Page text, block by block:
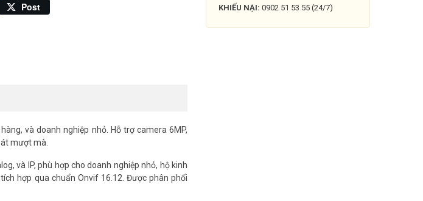
Post
và doanh nghiệp nhỏ. Hỗ trợ camera 6MP,
mượt mà.
và IP, phù hợp cho doanh nghiệp nhỏ, hộ kinh
hợp qua chuẩn Onvif 16.12. Được phân phối
KHIẾU NẠI: 0902 51 53 55 (24/7)